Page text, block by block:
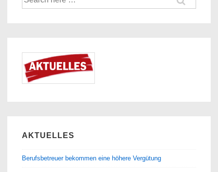
AKTUELLES
Berufsbetreuer bekommen eine höhere Vergütung